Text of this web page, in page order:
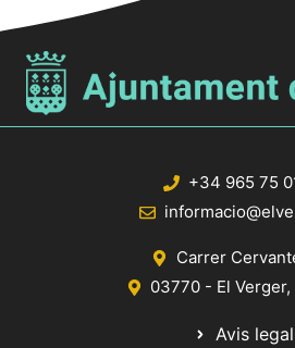
+34 965 75
Carrer
03770 - El Verger,
Avis legal